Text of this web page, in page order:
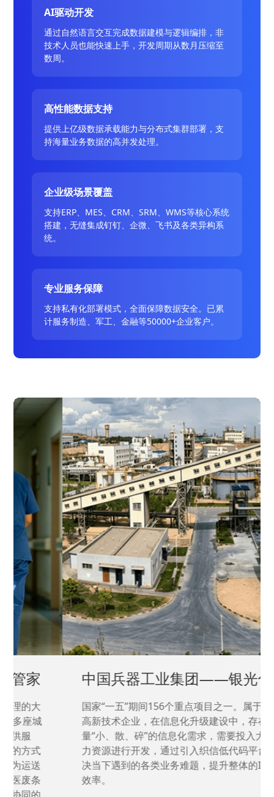
AI驱动开发
通过自然语言交互完成数据建模与逻辑编排，非
技术人员也能快速上手，开发周期从数月压缩至
数周。
高性能数据支持
提供上亿级数据承载能力与分布式集群部署，支
持海量业务数据的高并发处理。
企业级场景覆盖
支持ERP、MES、CRM、SRM、WMS等核心系统
搭建，无缝集成钉钉、企微、飞书及各类异构系
统。
专业服务保障
支持私有化部署模式，全面保障数据安全。已累
计服务制造、军工、金融等50000+企业客户。
中国兵器工业集团——银光化学
国家“一五”期间156个重点项目之一。属于国家
高新技术企业，在信息化升级建设中，存在大
量“小、散、碎”的信息化需求，需要投入大量人
力资源进行开发，通过引入织信低代码平台，解
决当下遇到的各类业务难题，提升整体的IT研发
效率。